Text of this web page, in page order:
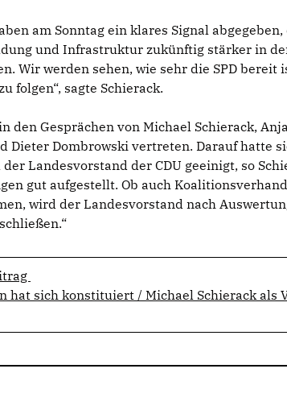
am Sonntag ein klares Signal
und Infrastruktur zukünftig stärker in
Wir werden sehen, wie sehr die SPD bereit
folgen“, sagte Schierack.
den Gesprächen von Michael Schierack,
Dieter Dombrowski vertreten. Darauf hatte
Landesvorstand der CDU geeinigt, so
gut aufgestellt. Ob auch
wird der Landesvorstand nach
hat sich konstituiert / Michael Schierack als